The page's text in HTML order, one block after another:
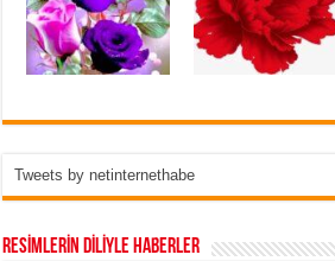
Tweets by netinternethabe
RESİMLERİN DİLİYLE HABERLER